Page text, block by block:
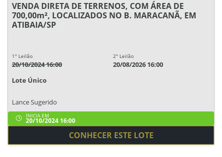
VENDA DIRETA DE TERRENOS, COM ÁREA DE
700,00m², LOCALIZADOS NO B. MARACANÃ, EM
ATIBAIA/SP
1° Leilão
20/10/2024 16:00
2° Leilão
20/08/2026 16:00
Lote Único
Lance Sugerido
INICIA EM
20/10/2024 16:00
CONHECER ESTE LOTE